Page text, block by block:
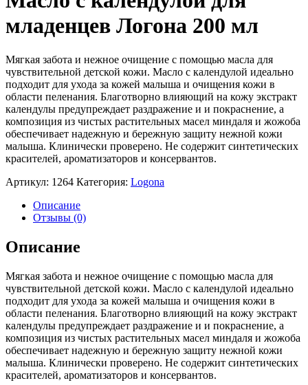
младенцев Логона 200 мл
Мягкая забота и нежное очищение с помощью масла для
чувствительной детской кожи. Масло с календулой идеально
подходит для ухода за кожей малыша и очищения кожи в
области пеленания. Благотворно влияющий на кожу экстракт
календулы предупреждает раздражение и и покраснение, а
композиция из чистых растительных масел миндаля и жожоба
обеспечивает надежную и бережную защиту нежной кожи
малыша. Клинически проверено. Не содержит синтетических
красителей, ароматизаторов и консервантов.
Артикул: 1264 Категория: Logona
Описание
Отзывы (0)
Описание
Мягкая забота и нежное очищение с помощью масла для
чувствительной детской кожи. Масло с календулой идеально
подходит для ухода за кожей малыша и очищения кожи в
области пеленания. Благотворно влияющий на кожу экстракт
календулы предупреждает раздражение и и покраснение, а
композиция из чистых растительных масел миндаля и жожоба
обеспечивает надежную и бережную защиту нежной кожи
малыша. Клинически проверено. Не содержит синтетических
красителей, ароматизаторов и консервантов.